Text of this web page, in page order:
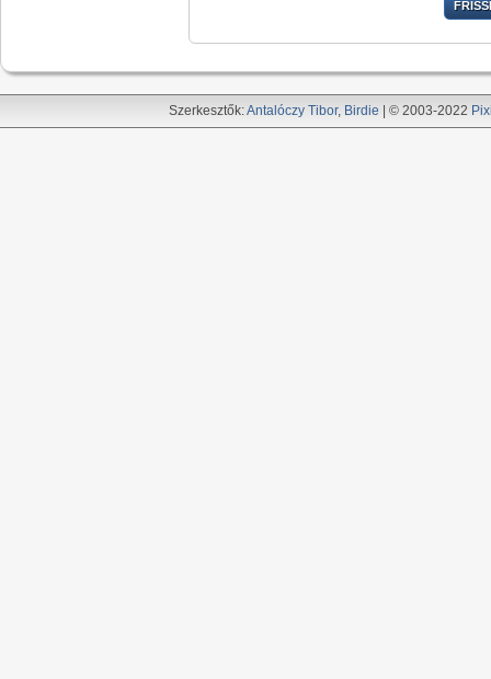
Szerkesztők:Antalóczy Tibor, Birdie | © 2003-2022